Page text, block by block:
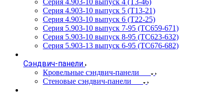
Серия 4.903-10 выпуск 4 (Т3-46)
Серия 4.903-10 выпуск 5 (Т13-21)
Серия 4.903-10 выпуск 6 (Т22-25)
Серия 5.903-10 выпуск 7-95 (ТС659-671)
Серия 5.903-10 выпуск 8-95 (ТС623-632)
Серия 5.903-13 выпуск 6-95 (ТС676-682)
Сэндвич-панели
Кровельные сэндвич-панели
Стеновые сэндвич-панели